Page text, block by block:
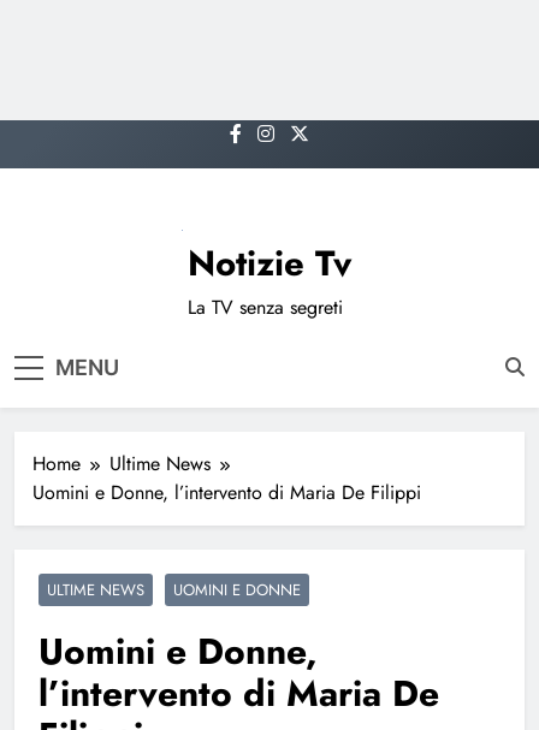
to
Notizie Tv
La TV senza segreti
MENU
Home
Ultime News
Uomini e Donne, l’intervento di Maria De Filippi
ULTIME NEWS UOMINI E DONNE
Uomini e Donne,
l’intervento di Maria De